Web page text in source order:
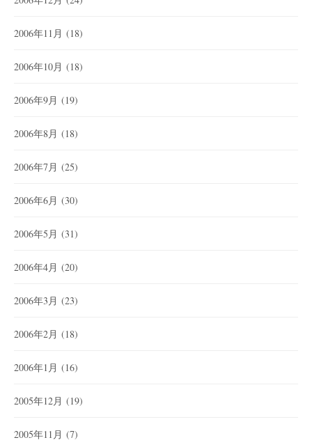
2006年11月 (18)
2006年10月 (18)
2006年9月 (19)
2006年8月 (18)
2006年7月 (25)
2006年6月 (30)
2006年5月 (31)
2006年4月 (20)
2006年3月 (23)
2006年2月 (18)
2006年1月 (16)
2005年12月 (19)
2005年11月 (7)